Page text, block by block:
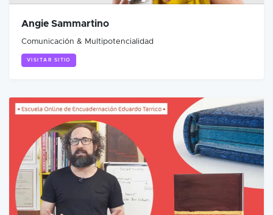
Angie Sammartino
Comunicación & Multipotencialidad
VISITAR SITIO